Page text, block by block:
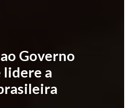
Governo
lidere a